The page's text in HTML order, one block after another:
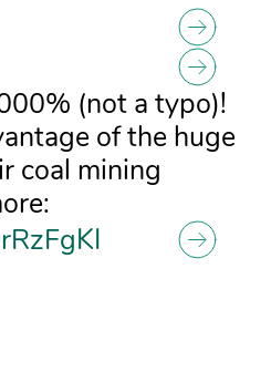
(not a typo)!
of the huge
coal mining